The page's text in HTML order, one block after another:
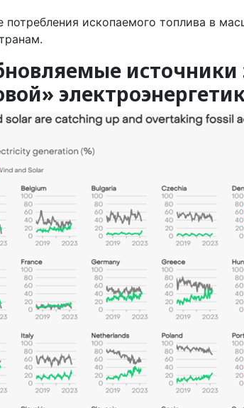
потребления ископаемого топлива в
источники